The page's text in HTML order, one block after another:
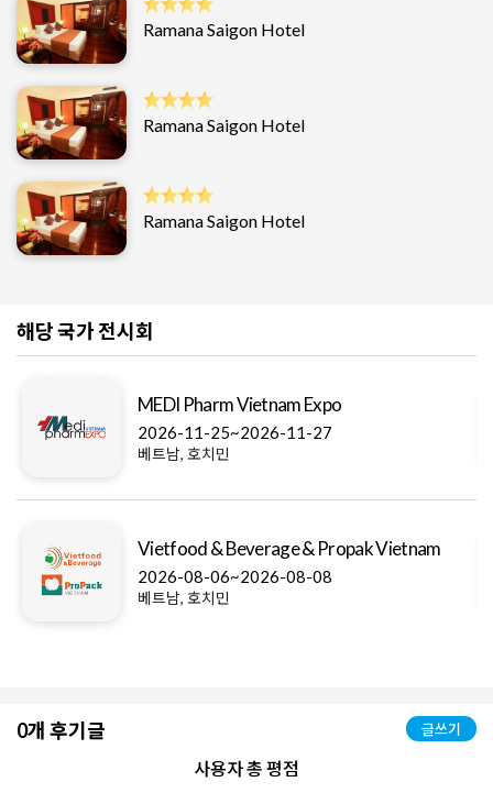
Ramana Saigon Hotel
Ramana Saigon Hotel
Ramana Saigon Hotel
해당 국가 전시회
MEDI Pharm Vietnam Expo
2026-11-25~2026-11-27
베트남, 호치민
Vietfood & Beverage & Propak Vietnam
2026-08-06~2026-08-08
베트남, 호치민
0개 후기글 글쓰기
사용자 총 평점